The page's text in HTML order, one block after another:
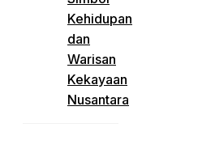
Kehidupan
dan
Warisan
Kekayaan
Nusantara